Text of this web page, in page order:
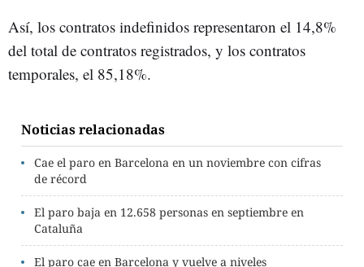
Así, los contratos indefinidos representaron el 14,8%
del total de contratos registrados, y los contratos
temporales, el 85,18%.
Noticias relacionadas
Cae el paro en Barcelona en un noviembre con cifras
de récord
El paro baja en 12.658 personas en septiembre en
Cataluña
El paro cae en Barcelona y vuelve a niveles